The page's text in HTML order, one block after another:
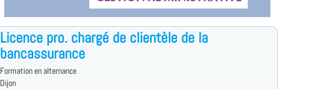
Licence pro. chargé de clientèle de la
bancassurance
Formation en alternance
Dijon